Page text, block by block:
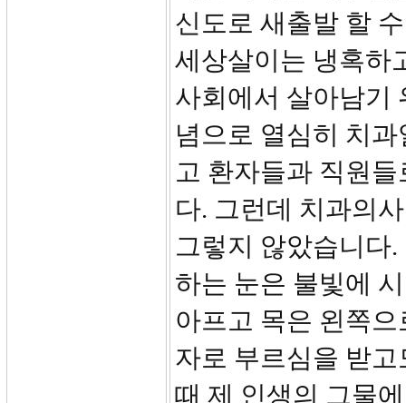
신도로 새출발 할
세상살이는 냉혹하
사회에서 살아남기
념으로 열심히 치
고 환자들과 직원
다. 그런데 치과의
그렇지 않았습니다
하는 눈은 불빛에
아프고 목은 왼쪽
자로 부르심을 받
때 제 인생의 그물